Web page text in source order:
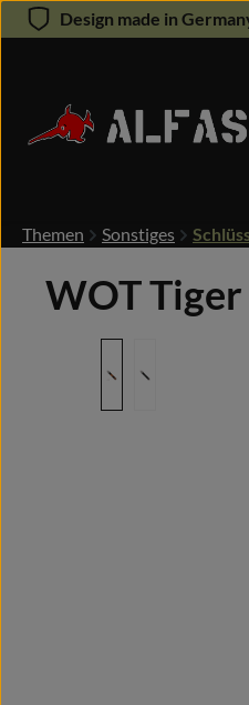
Hauptinhalt springen
Zur Suche springen
Design made in
Themen Sonstiges
WOT